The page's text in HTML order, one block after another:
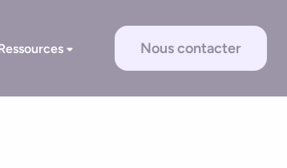
Nous contacter